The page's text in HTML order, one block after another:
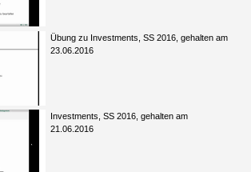
Übung zu Investments, SS 2016, gehalten am
23.06.2016
Investments, SS 2016, gehalten am
21.06.2016